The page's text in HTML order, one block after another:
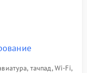
тачпад, Wi-Fi,